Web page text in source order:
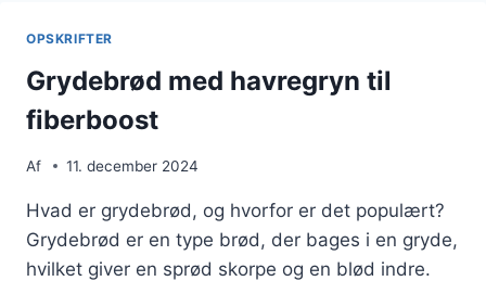
OPSKRIFTER
Grydebrød med havregryn til
fiberboost
Af 11. december 2024
Hvad er grydebrød, og hvorfor er det populært?
Grydebrød er en type brød, der bages i en gryde,
hvilket giver en sprød skorpe og en blød indre.